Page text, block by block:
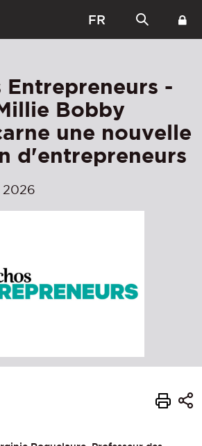
FR
Entrepreneurs -
Bobby
une nouvelle
d'entrepreneurs
2026